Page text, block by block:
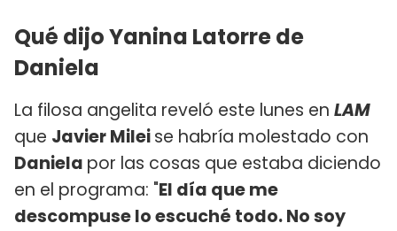
Qué dijo Yanina Latorre de
Daniela
La filosa angelita reveló este lunes en LAM
que Javier Mileise habría molestado con
Daniela por las cosas que estaba diciendo
en el programa: "El día que me
descompuse lo escuché todo. No soy